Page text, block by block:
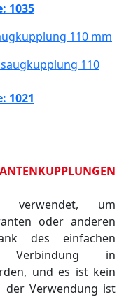
1035
110 mm
1021
verwendet, um
oder anderen
des einfachen
Verbindung in
und es ist kein
der Verwendung ist